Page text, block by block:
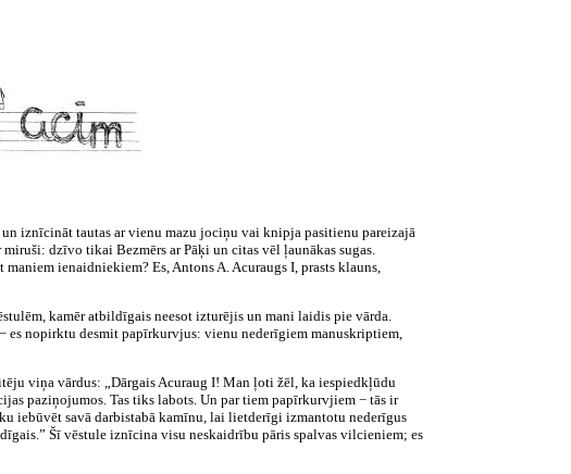
iznīcināt tautas ar vienu mazu jociņu vai knipja pasitienu pareizajā
dzīvo tikai Bezmērs ar Pāķi un citas vēl ļaunākas sugas.
ienaidniekiem? Es, Antons A. Acuraugs I, prasts klauns,
kamēr atbildīgais neesot izturējis un mani laidis pie vārda.
es nopirktu desmit papīrkurvjus: vienu nederīgiem manuskriptiem,
viņa vārdus: „Dārgais Acuraug I! Man ļoti žēl, ka iespiedkļūdu
paziņojumos. Tas tiks labots. Un par tiem papīrkurvjiem − tās ir
iebūvēt savā darbistabā kamīnu, lai lietderīgi izmantotu nederīgus
Šī vēstule iznīcina visu neskaidrību pāris spalvas vilcieniem; es